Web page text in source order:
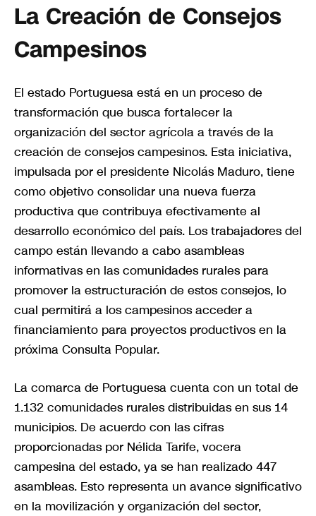
La Creación de Consejos
Campesinos
El estado Portuguesa está en un proceso de
transformación que busca fortalecer la
organización del sector agrícola a través de la
creación de consejos campesinos. Esta iniciativa,
impulsada por el presidente Nicolás Maduro, tiene
como objetivo consolidar una nueva fuerza
productiva que contribuya efectivamente al
desarrollo económico del país. Los trabajadores del
campo están llevando a cabo asambleas
informativas en las comunidades rurales para
promover la estructuración de estos consejos, lo
cual permitirá a los campesinos acceder a
financiamiento para proyectos productivos en la
próxima Consulta Popular.
La comarca de Portuguesa cuenta con un total de
1.132 comunidades rurales distribuidas en sus 14
municipios. De acuerdo con las cifras
proporcionadas por Nélida Tarife, vocera
campesina del estado, ya se han realizado 447
asambleas. Esto representa un avance significativo
en la movilización y organización del sector,